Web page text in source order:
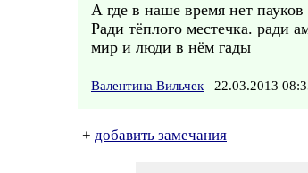
А где в наше время нет
Ради тёплого местечка. ради
мир и люди в нём гады
Валентина Вильчек 22.03.2013
+ добавить замечания